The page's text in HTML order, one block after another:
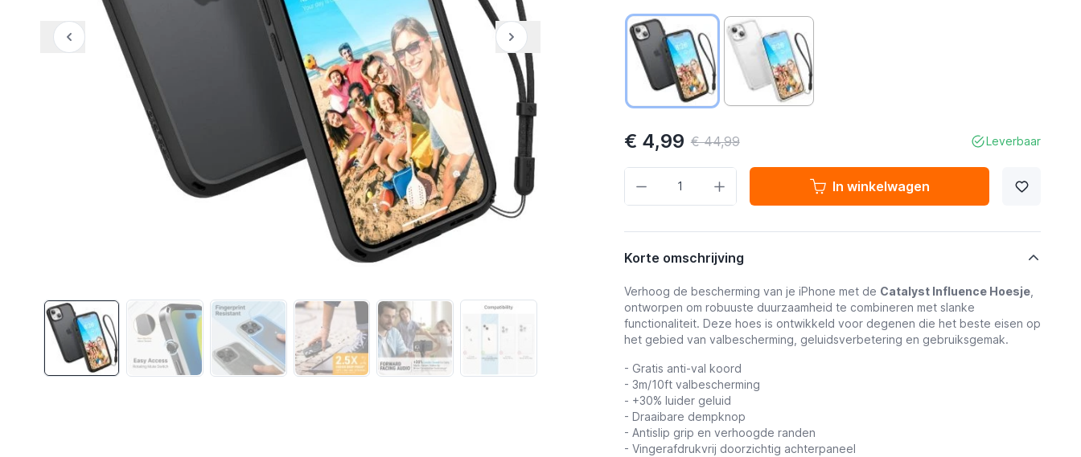
€ 4,99 € 44,99 Leverbaar
In winkelwagen
Korte omschrijving
Verhoog de bescherming van je iPhone met de Catalyst Influence Hoesje,
ontworpen om robuuste duurzaamheid te combineren met slanke
functionaliteit. Deze hoes is ontwikkeld voor degenen die het beste eisen op
het gebied van valbescherming, geluidsverbetering en gebruiksgemak.
- Gratis anti-val koord
- 3m/10ft valbescherming
- +30% luider geluid
- Draaibare dempknop
- Antislip grip en verhoogde randen
- Vingerafdrukvrij doorzichtig achterpaneel